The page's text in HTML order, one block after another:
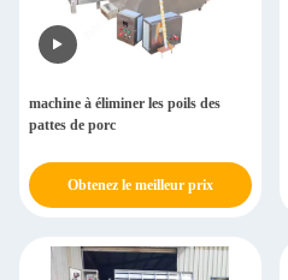
machine à éliminer les poils des
pattes de porc
Obtenez le meilleur prix